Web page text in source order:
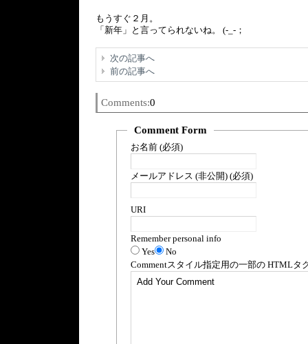
もうすぐ２月。
「新年」と言ってられないね。 (-_-；
次の記事へ
前の記事へ
Comments:0
Comment Form
お名前 (必須)
メールアドレス (非公開) (必須)
URI
Remember personal info
Yes
No
Commentスタイル指定用の一部の HTMLタ